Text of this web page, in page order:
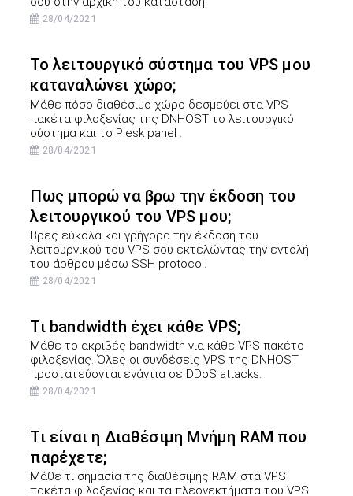
28/04/2021
Το λειτουργικό σύστημα του VPS μου
καταναλώνει χώρο;
Μάθε πόσο διαθέσιμο χώρο δεσμεύει στα VPS
πακέτα φιλοξενίας της DNHOST το λειτουργικό
σύστημα και το Plesk panel .
28/04/2021
Πως μπορώ να βρω την έκδοση του
λειτουργικού του VPS μου;
Βρες εύκολα και γρήγορα την έκδοση του
λειτουργικού του VPS σου εκτελώντας την εντολή
του άρθρου μέσω SSH protocol.
28/04/2021
Τι bandwidth έχει κάθε VPS;
Μάθε το ακριβές bandwidth για κάθε VPS πακέτο
φιλοξενίας. Όλες οι συνδέσεις VPS της DNHOST
προστατεύονται ενάντια σε DDoS attacks.
28/04/2021
Τι είναι η Διαθέσιμη Μνήμη RAM που
παρέχετε;
Μάθε τι σημασία της διαθέσιμης RAM στα VPS
πακέτα φιλοξενίας και τα πλεονεκτήματα του VPS